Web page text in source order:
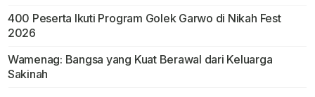
400 Peserta Ikuti Program Golek Garwo di Nikah Fest
2026
Wamenag: Bangsa yang Kuat Berawal dari Keluarga
Sakinah